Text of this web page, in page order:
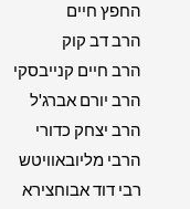
החפץ חיים
הרב דב קוק
הרב חיים קנייבסקי
הרב יורם אברג'ל
הרב יצחק כדורי
הרבי מליובאוויטש
רבי דוד אבוחצירא